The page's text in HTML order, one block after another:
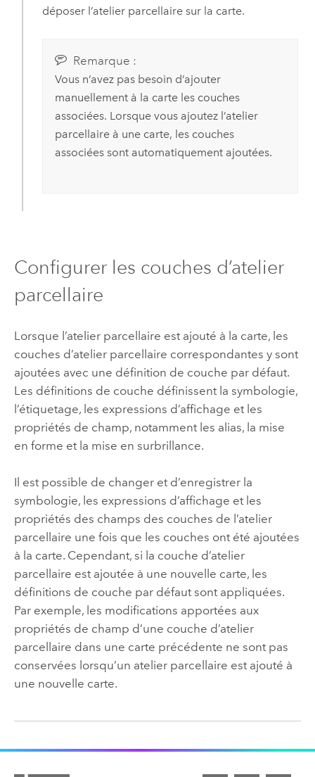
déposer l’atelier parcellaire sur la carte.
Remarque :
Vous n’avez pas besoin d’ajouter
manuellement à la carte les couches
associées. Lorsque vous ajoutez l’atelier
parcellaire à une carte, les couches
associées sont automatiquement ajoutées.
Configurer les couches d’atelier
parcellaire
Lorsque l’atelier parcellaire est ajouté à la carte, les
couches d’atelier parcellaire correspondantes y sont
ajoutées avec une définition de couche par défaut.
Les définitions de couche définissent la symbologie,
l’étiquetage, les expressions d’affichage et les
propriétés de champ, notamment les alias, la mise
en forme et la mise en surbrillance.
Il est possible de changer et d’enregistrer la
symbologie, les expressions d’affichage et les
propriétés des champs des couches de l’atelier
parcellaire une fois que les couches ont été ajoutées
à la carte. Cependant, si la couche d’atelier
parcellaire est ajoutée à une nouvelle carte, les
définitions de couche par défaut sont appliquées.
Par exemple, les modifications apportées aux
propriétés de champ d’une couche d’atelier
parcellaire dans une carte précédente ne sont pas
conservées lorsqu’un atelier parcellaire est ajouté à
une nouvelle carte.